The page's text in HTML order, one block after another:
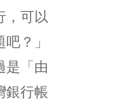
，可以
？」
是「由
銀行帳